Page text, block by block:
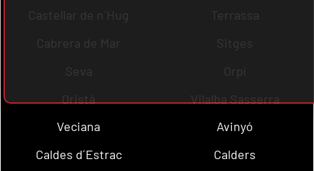
Castellar de n´Hug
Terrassa
Cabrera de Mar
Sitges
Seva
Orpí
Oristà
Vilalba Sasserra
Veciana
Avinyó
Caldes d´Estrac
Calders